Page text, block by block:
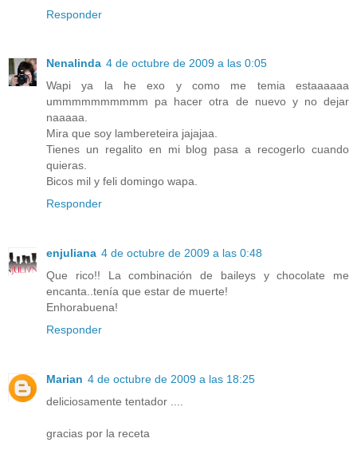
Responder
Nenalinda 4 de octubre de 2009 a las 0:05
Wapi ya la he exo y como me temia estaaaaaa
ummmmmmmmmm pa hacer otra de nuevo y no dejar
naaaaa.
Mira que soy lambereteira jajajaa.
Tienes un regalito en mi blog pasa a recogerlo cuando
quieras.
Bicos mil y feli domingo wapa.
Responder
enjuliana 4 de octubre de 2009 a las 0:48
Que rico!! La combinación de baileys y chocolate me
encanta..tenía que estar de muerte!
Enhorabuena!
Responder
Marian 4 de octubre de 2009 a las 18:25
deliciosamente tentador ....
gracias por la receta